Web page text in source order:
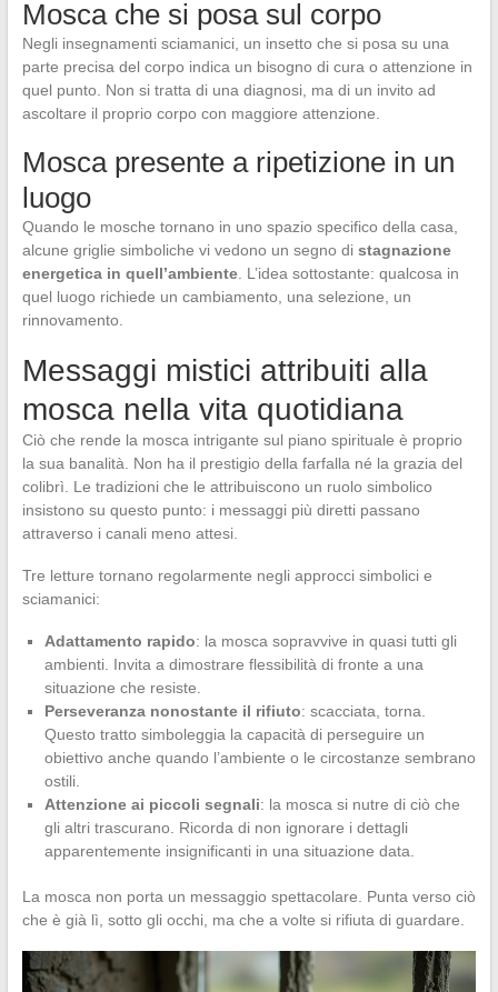
Mosca che si posa sul corpo
Negli insegnamenti sciamanici, un insetto che si posa su una
parte precisa del corpo indica un bisogno di cura o attenzione in
quel punto. Non si tratta di una diagnosi, ma di un invito ad
ascoltare il proprio corpo con maggiore attenzione.
Mosca presente a ripetizione in un
luogo
Quando le mosche tornano in uno spazio specifico della casa,
alcune griglie simboliche vi vedono un segno di stagnazione
energetica in quell’ambiente. L’idea sottostante: qualcosa in
quel luogo richiede un cambiamento, una selezione, un
rinnovamento.
Messaggi mistici attribuiti alla
mosca nella vita quotidiana
Ciò che rende la mosca intrigante sul piano spirituale è proprio
la sua banalità. Non ha il prestigio della farfalla né la grazia del
colibrì. Le tradizioni che le attribuiscono un ruolo simbolico
insistono su questo punto: i messaggi più diretti passano
attraverso i canali meno attesi.
Tre letture tornano regolarmente negli approcci simbolici e
sciamanici:
Adattamento rapido: la mosca sopravvive in quasi tutti gli
ambienti. Invita a dimostrare flessibilità di fronte a una
situazione che resiste.
Perseveranza nonostante il rifiuto: scacciata, torna.
Questo tratto simboleggia la capacità di perseguire un
obiettivo anche quando l’ambiente o le circostanze sembrano
ostili.
Attenzione ai piccoli segnali: la mosca si nutre di ciò che
gli altri trascurano. Ricorda di non ignorare i dettagli
apparentemente insignificanti in una situazione data.
La mosca non porta un messaggio spettacolare. Punta verso ciò
che è già lì, sotto gli occhi, ma che a volte si rifiuta di guardare.